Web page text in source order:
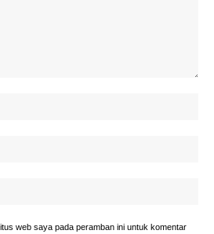
web saya pada peramban ini untuk komentar